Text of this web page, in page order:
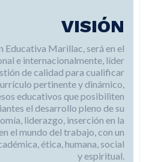
VISIÓN
Marillac, será en el
e internacionalmente, líder
de calidad para cualificar
pertinente y dinámico,
educativos que posibiliten
el desarrollo pleno de su
liderazgo, inserción en la
el mundo del trabajo, con un
ética, humana, social
y espiritual.